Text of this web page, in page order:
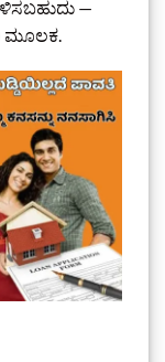
—
ಮೂಲಕ.